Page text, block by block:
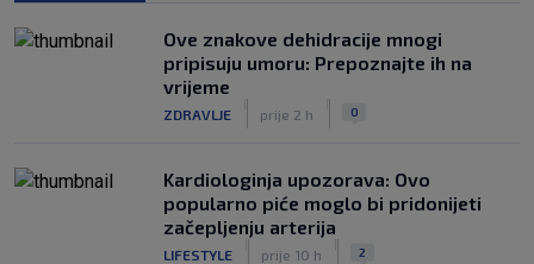
Ove znakove dehidracije mnogi
pripisuju umoru: Prepoznajte ih na
vrijeme
ZDRAVLJE prije 2 h 0
Kardiologinja upozorava: Ovo
popularno piće moglo bi pridonijeti
začepljenju arterija
LIFESTYLE prije 10 h 2